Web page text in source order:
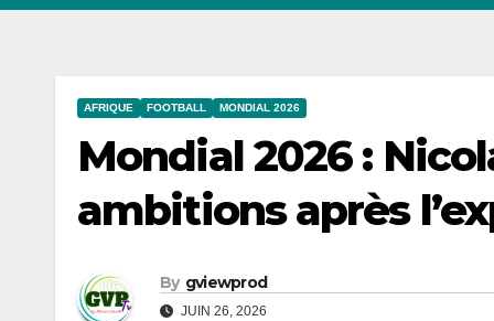
AFRIQUE FOOTBALL MONDIAL 2026
Mondial 2026 :
ambitions après
By gviewprod
JUIN 26, 2026